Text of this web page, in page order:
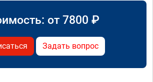
от 7800 ₽
Задать вопрос